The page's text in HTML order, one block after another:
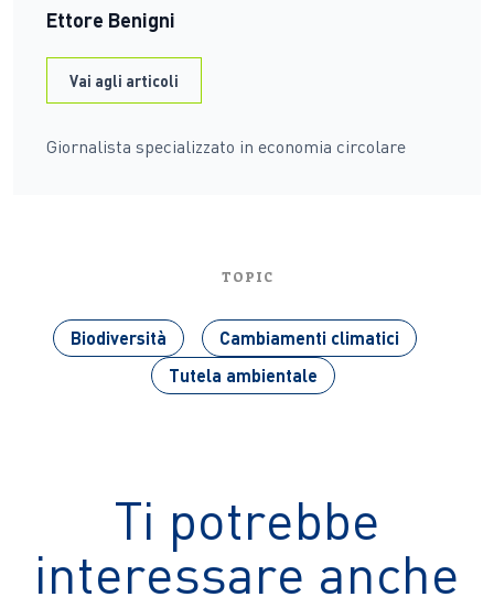
Ettore Benigni
Vai agli articoli
Giornalista specializzato in economia circolare
TOPIC
Biodiversità
Cambiamenti climatici
Tutela ambientale
Ti potrebbe
interessare anche